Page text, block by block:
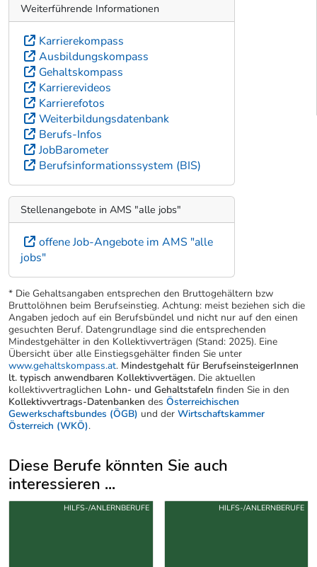
Weiterführende Informationen
Karrierekompass
Ausbildungskompass
Gehaltskompass
Karrierevideos
Karrierefotos
Weiterbildungsdatenbank
Berufs-Infos
JobBarometer
Berufsinformationssystem (BIS)
Stellenangebote in AMS "alle jobs"
offene Job-Angebote im AMS "alle
jobs"
* Die Gehaltsangaben entsprechen den Bruttogehältern bzw
Bruttolöhnen beim Berufseinstieg. Achtung: meist beziehen sich die
Angaben jedoch auf ein Berufsbündel und nicht nur auf den einen
gesuchten Beruf. Datengrundlage sind die entsprechenden
Mindestgehälter in den Kollektivverträgen (Stand: 2025). Eine
Übersicht über alle Einstiegsgehälter finden Sie unter
www.gehaltskompass.at. Mindestgehalt für BerufseinsteigerInnen
lt. typisch anwendbaren Kollektivvertägen. Die aktuellen
kollektivvertraglichen Lohn- und Gehaltstafeln finden Sie in den
Kollektivvertrags-Datenbanken des Österreichischen
Gewerkschaftsbundes (ÖGB) und der Wirtschaftskammer
Österreich (WKÖ).
Diese Berufe könnten Sie auch
interessieren ...
Uber weitere Berufsvorschläge
HILFS-/ANLERNBERUFE HILFS-/ANLERNBERUFE